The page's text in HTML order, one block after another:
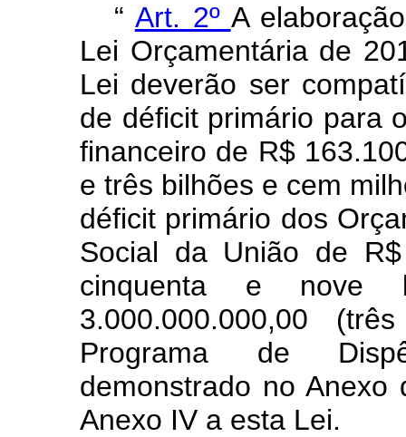
“ Art. 2º A
Lei Orçamentária de
Lei deverão ser
de déficit primário para
financeiro de R$
e três bilhões e cem
déficit primário dos
Social da União de
cinquenta e
3.000.000.000,00
Programa de
demonstrado no Anexo
Anexo IV a esta Lei.